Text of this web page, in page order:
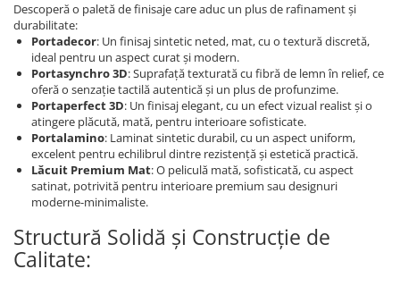
Descoperă o paletă de finisaje care aduc un plus de rafinament și
durabilitate:
Portadecor: Un finisaj sintetic neted, mat, cu o textură discretă,
ideal pentru un aspect curat și modern.
Portasynchro 3D: Suprafață texturată cu fibră de lemn în relief, ce
oferă o senzație tactilă autentică și un plus de profunzime.
Portaperfect 3D: Un finisaj elegant, cu un efect vizual realist și o
atingere plăcută, mată, pentru interioare sofisticate.
Portalamino: Laminat sintetic durabil, cu un aspect uniform,
excelent pentru echilibrul dintre rezistență și estetică practică.
Lăcuit Premium Mat: O peliculă mată, sofisticată, cu aspect
satinat, potrivită pentru interioare premium sau designuri
moderne-minimaliste.
Structură Solidă și Construcție de
Calitate: